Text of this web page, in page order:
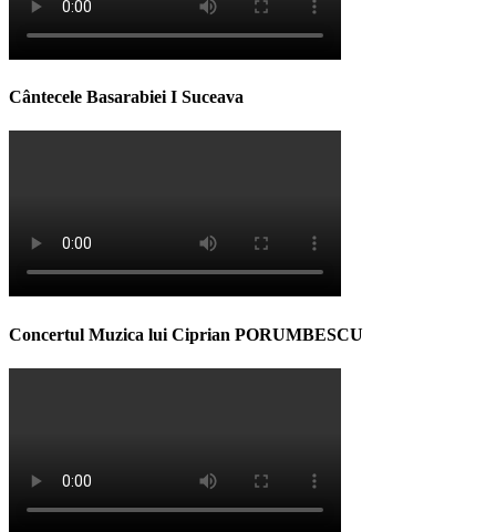
Cântecele Basarabiei I Suceava
Concertul Muzica lui Ciprian PORUMBESCU